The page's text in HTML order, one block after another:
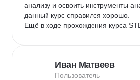
анализу и освоить инструменты
данный курс справился хорошо.
Ещё в ходе прохождения курса
заметно, что качество моей
пользу визуализаций, что
например груминги задач.
Иван Матвеев
Пользователь